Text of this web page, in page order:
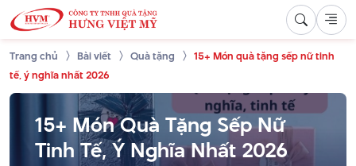
Trang chủ Bài viết Quà tặng
15+ Món quà tặng sếp nữ tinh
tế, ý nghĩa nhất 2026
15+ Món Quà Tặng Sếp Nữ
Tinh Tế, Ý Nghĩa Nhất 2026